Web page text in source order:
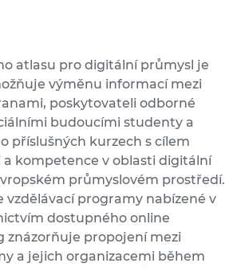
atlasu pro digitální průmysl je
výměnu informací mezi
poskytovateli odborné
budoucími studenty a
příslušných kurzech s cílem
a kompetence v oblasti digitální
průmyslovém prostředí.
vzdělávací programy nabízené v
dostupného online
znázorňuje propojení mezi
a jejich organizacemi během